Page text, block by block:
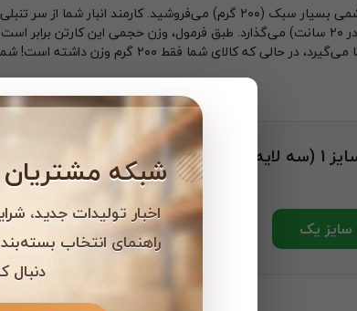
فرض کنید یک شال ابریشمی بسیار سبک (۲۰۰ گرم) می‌فروشید.
کرایه ارسال یک بسته ۴.۵ کیلوگرمی را از شما می‌گیرد،
سایز یک
شبکه
اخبار تولیدات جدید،
راهنمای انتخاب
دنبال